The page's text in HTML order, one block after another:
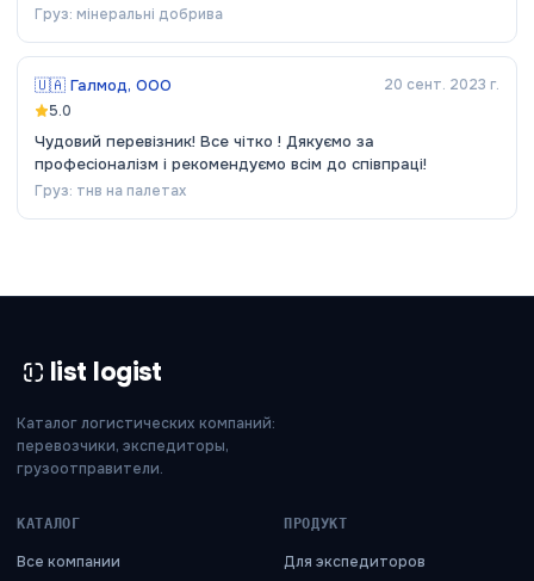
Груз: мінеральні добрива
🇺🇦 Галмод, ООО
20 сент. 2023 г.
5.0
Чудовий перевізник! Все чітко ! Дякуємо за
професіоналізм і рекомендуємо всім до співпраці!
Груз: тнв на палетах
list logist
Каталог логистических компаний:
перевозчики, экспедиторы,
грузоотправители.
КАТАЛОГ
Все компании
ПРОДУКТ
Для экспедиторов